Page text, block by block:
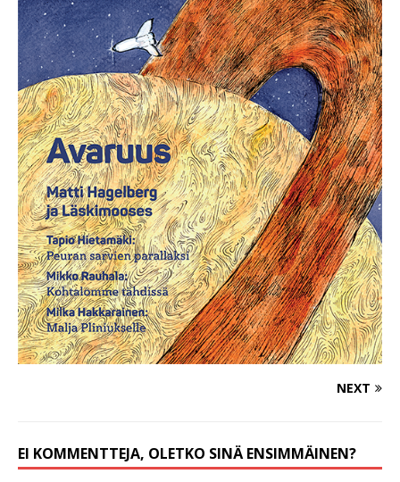
NEXT
EI KOMMENTTEJA, OLETKO SINÄ ENSIMMÄINEN?